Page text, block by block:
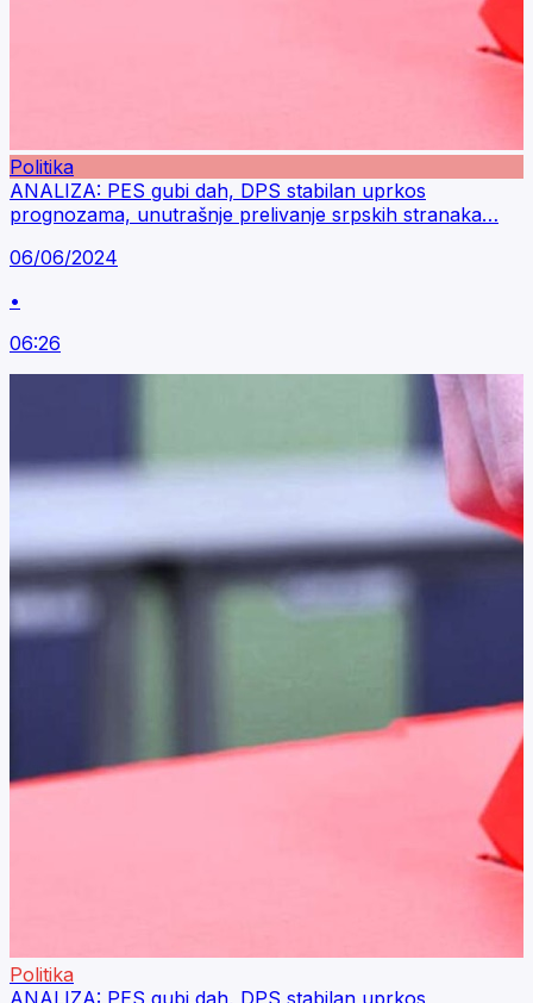
Politika
ANALIZA: PES gubi dah, DPS stabilan uprkos
prognozama, unutrašnje prelivanje srpskih stranaka…
06/06/2024
•
06:26
Politika
ANALIZA: PES gubi dah, DPS stabilan uprkos